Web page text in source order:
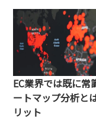
EC業界では既に常
ートマップ分析と
リット